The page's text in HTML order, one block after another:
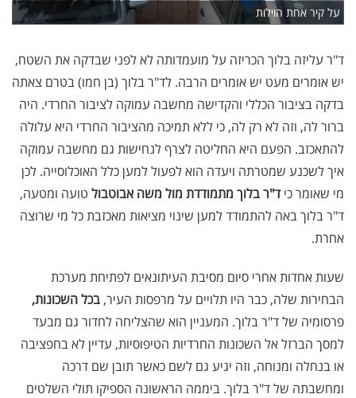
על קיר אחת הוילות
ד"ר עליזה בלוך הכריזה על מועמדותה לא לפני שבדקה את השטח,
יש אומרים מעט יש אומרים הרבה. לד"ר בלוך (בן חמו) בטרם צאתה
בדקה בציבור הכללי והקדישה מחשבה עמוקה לציבור החרדי. היה
ברור לה, וזה לא רק לה, כי ללא תמיכה מהציבור החרדי היא עלולה
להתאכזב. הפעם היא החליטה לצרף לנחישות גם מחשבה עמוקה
איך לשכנע שמטרתה ויעדה הוא לפעול למען כלל האוכלוסייה. לכן
מי שאומר כיד"ר בלוך מתמודדת מול משה אבוטבול טועה ומטעה,
ד"ר בלוך באה להתמודד למען שינוי מציאות מאכזבת כל מי שרוצה
אחרת.
שעות אחדות אחרי סיום מסיבת העיתונאים לפתיחת מערכת
הבחירות שלה, כבר היו תלויים על מרפסות העיר, בכל השכונות,
פרסומיה של ד"ר בלוך. המעניין הוא שהצליחה לחדור גם מבעד
למסך הברזל אל השכונות החרדיות הטיפוסיות, עדיין לא בחפציבה
או בנחלה ומנוחה, וזה יגיע גם לשם כאשר תובן שם דרכה
ומחשבתה של ד"ר בלוך. ביממה הראשונה הספיקו תולי השלטים